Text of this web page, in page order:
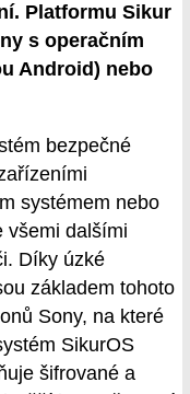
Platformu Sikur
s operačním
Android) nebo
bezpečné
systémem nebo
všemi dalšími
Díky úzké
základem tohoto
Sony, na které
SikurOS
šifrované a